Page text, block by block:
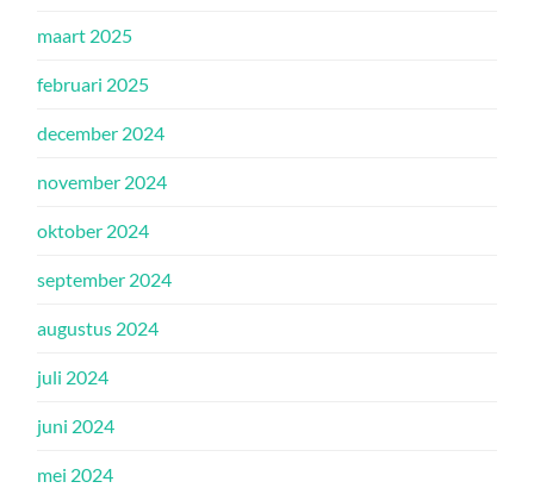
maart 2025
februari 2025
december 2024
november 2024
oktober 2024
september 2024
augustus 2024
juli 2024
juni 2024
mei 2024